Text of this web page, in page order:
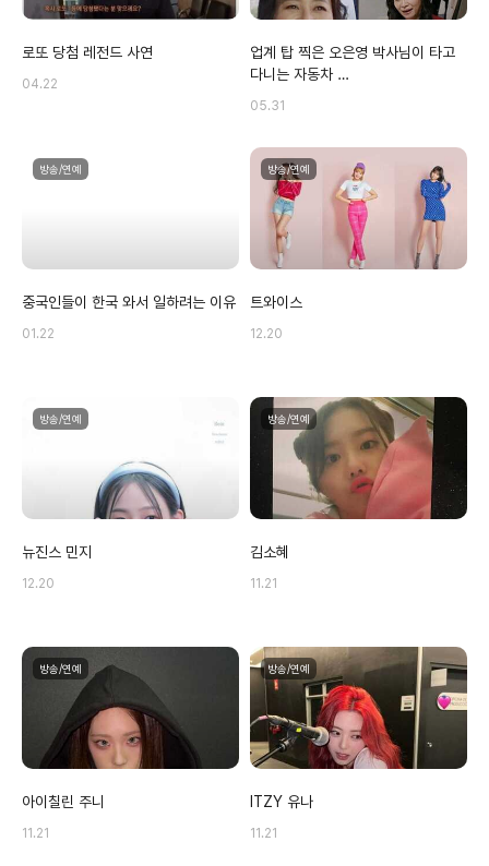
로또 당첨 레전드 사연
04.22
업계 탑 찍은 오은영 박사님이 타고
다니는 자동차 …
05.31
방송/연예
중국인들이 한국 와서 일하려는 이유
01.22
방송/연예
트와이스
12.20
방송/연예
뉴진스 민지
12.20
방송/연예
김소혜
11.21
방송/연예
아이칠린 주니
11.21
방송/연예
ITZY 유나
11.21